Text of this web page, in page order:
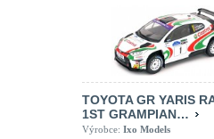
TOYOTA GR YARIS
1ST GRAMPIAN…
Výrobce: Ixo Models